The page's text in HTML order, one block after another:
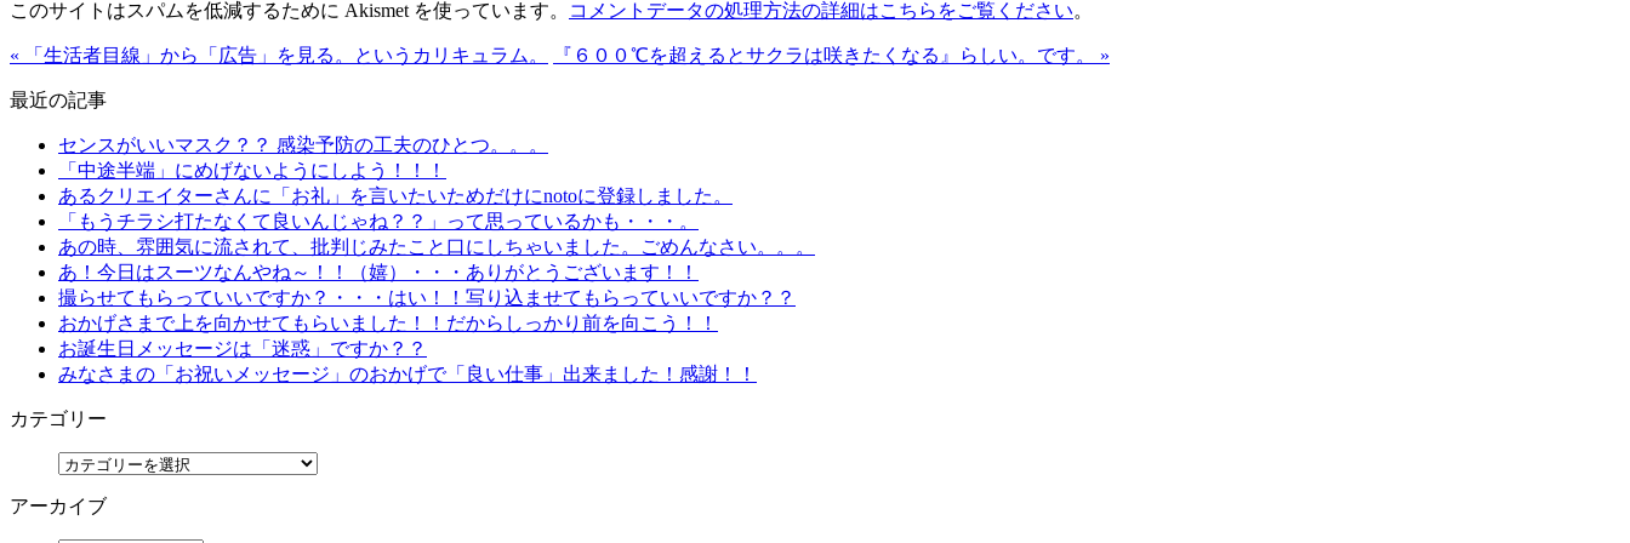
このサイトはスパムを低減するために Akismet を使っています。 コメントデータの処理方法の詳細はこちらをご覧ください。
« 「生活者目線」から「広告」を見る。というカリキュラム。 『６００℃を超えるとサクラは咲きたくなる』らしい。です。 »
最近の記事
センスがいいマスク？？ 感染予防の工夫のひとつ。。。
「中途半端」にめげないようにしよう！！！
あるクリエイターさんに「お礼」を言いたいためだけにnotoに登録しました。
「もうチラシ打たなくて良いんじゃね？？」って思っているかも・・・。
あの時、雰囲気に流されて、批判じみたこと口にしちゃいました。ごめんなさい。。。
あ！今日はスーツなんやね～！！（嬉）・・・ありがとうございます！！
撮らせてもらっていいですか？・・・はい！！写り込ませてもらっていいですか？？
おかげさまで上を向かせてもらいました！！だからしっかり前を向こう！！
お誕生日メッセージは「迷惑」ですか？？
みなさまの「お祝いメッセージ」のおかげで「良い仕事」出来ました！感謝！！
カテゴリー
アーカイブ